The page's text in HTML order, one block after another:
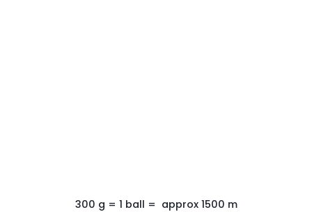
300 g = 1 ball = approx 1500 m